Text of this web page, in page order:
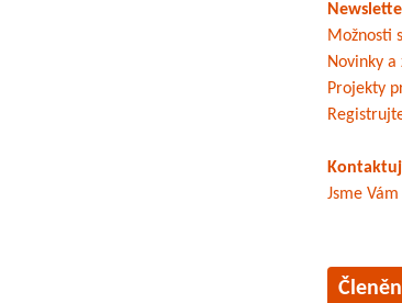
Možnosti
Novinky a
Projekty
Jsme